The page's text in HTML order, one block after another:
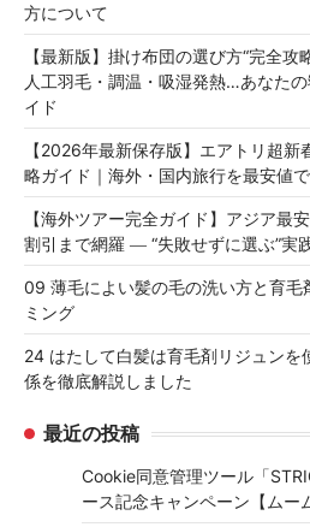
方について
【最新版】掛け布団の選び方“完全攻
人工羽毛・調温・吸湿発熱…あなた
イド
【2026年最新保存版】エアトリ超
略ガイド｜海外・国内旅行を最安値
【海外ツアー完全ガイド】アジア最
割引まで網羅 ― “失敗せずに選ぶ”実
09 薄毛によい髪の毛の洗い方と育毛
ミング
24 はたして白髪は育毛剤リジュンを
係を徹底解説しました
最近の投稿
Cookie同意管理ツール「
ース記念キャンペーン【ムー